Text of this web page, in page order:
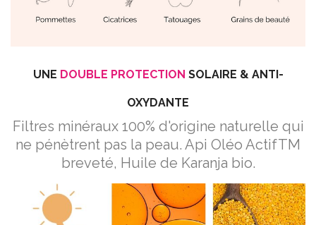
UNE DOUBLE PROTECTION SOLAIRE & ANTI-
OXYDANTE
Filtres minéraux 100% d'origine naturelle qui
ne pénètrent pas la peau. Api Oléo ActifTM
breveté, Huile de Karanja bio.